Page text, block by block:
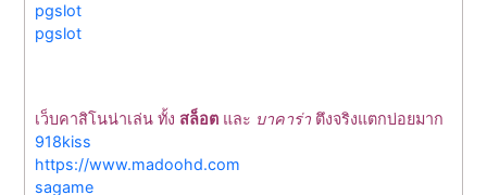
pgslot
pgslot
เว็บคาสิโนน่าเล่น ทั้ง สล็อต และ บาคาร่า ตึงจริงแตกบ่อยมาก
918kiss
https://www.madoohd.com
sagame